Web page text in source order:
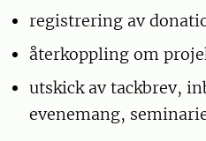
registrering av
återkoppling om
utskick av tackbrev,
evenemang,